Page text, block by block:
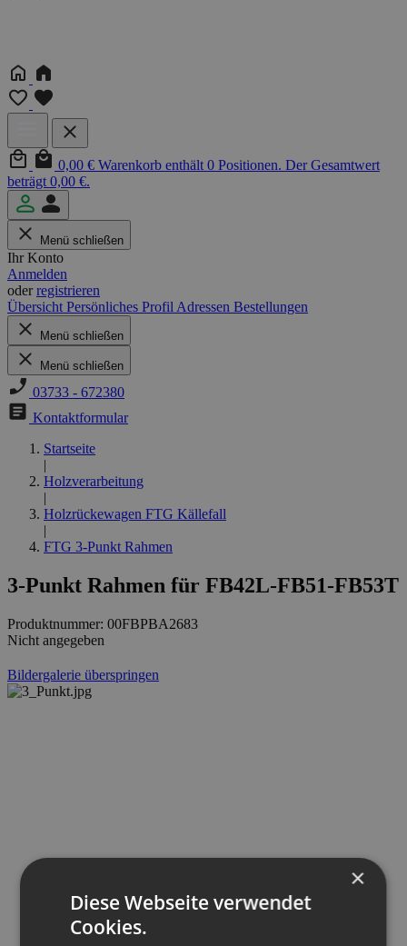
0,00 € Warenkorb enthält 0 Positionen. Der Gesamtwert
beträgt 0,00 €.
Menü schließen
Ihr Konto
Anmelden
oderregistrieren
Übersicht Persönliches Profil Adressen Bestellungen
Menü schließen
Menü schließen
03733 - 672380
Kontaktformular
Startseite
|
Holzverarbeitung
|
Holzrückewagen FTG Källefall
|
FTG 3-Punkt Rahmen
3-Punkt Rahmen für FB42L-FB51-FB53T
Produktnummer: 00FBPBA2683
Nicht angegeben
Bildergalerie überspringen
×
Diese Webseite verwendet
Cookies.